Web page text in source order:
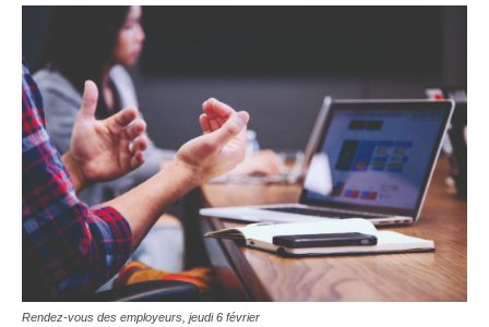
Rendez-vous des employeurs, jeudi 6 février